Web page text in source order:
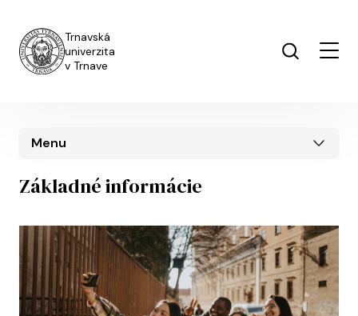
Trnavská
univerzita
v Trnave
Základné informácie
Menu